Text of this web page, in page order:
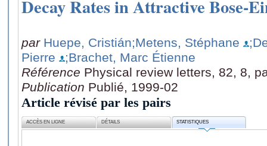
Decay Rates in Attractive Bose-
par Huepe, Cristián;Metens, Stéphane
Pierre
;Brachet, Marc Étienne
Référence Physical review letters, 82, 8,
Publication Publié, 1999-02
Article révisé par les pairs
ACCÈS EN LIGNE DÉTAILS STATISTIQUES